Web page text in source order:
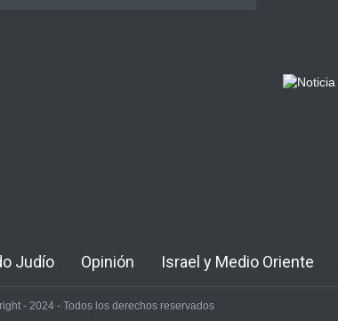
Judío Opinión Israel y Medio Oriente
- 2024 - Todos los derechos reservados